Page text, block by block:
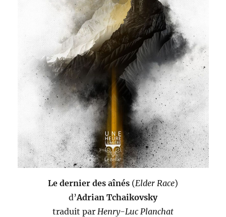
Le dernier des aînés (Elder Race)
d’Adrian Tchaikovsky
traduit par Henry-Luc Planchat